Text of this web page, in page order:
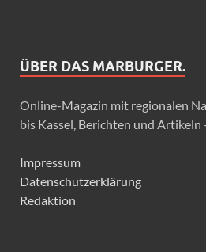
ÜBER DAS MARBURGER.
Online-Magazin mit regionalen
bis Kassel, Berichten und Artikeln
Impressum
Datenschutzerklärung
Redaktion